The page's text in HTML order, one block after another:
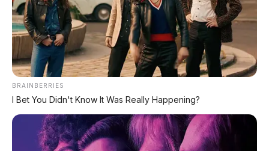
Daftar Harga OTR
🔥 UNIT LELANG RESMI
HARGA MULAI
RP 1,5 JT
BRAINBERRIES
I Bet You Didn't Know It Was Really Happening?